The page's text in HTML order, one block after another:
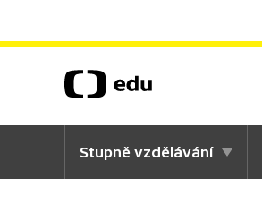
Stupně vzdělávání